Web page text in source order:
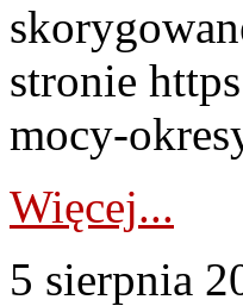
stronie
mocy-
Więcej...
5 sierpnia